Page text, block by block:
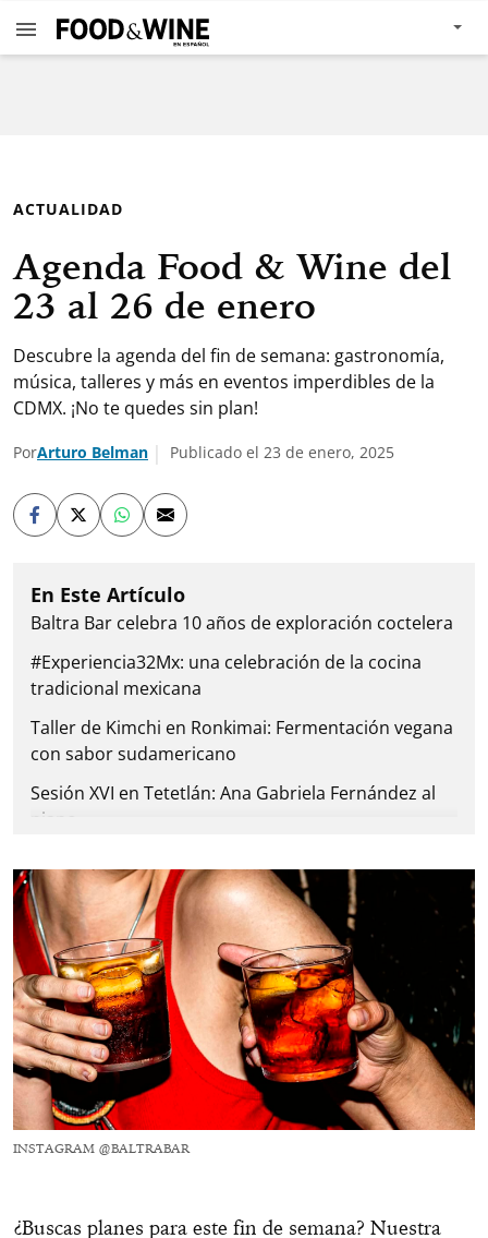
ACTUALIDAD
Agenda Food & Wine del
23 al 26 de enero
Descubre la agenda del fin de semana: gastronomía,
música, talleres y más en eventos imperdibles de la
CDMX. ¡No te quedes sin plan!
PorArturo Belman Publicado el 23 de enero, 2025
Baltra Bar celebra 10 años de exploración coctelera
#Experiencia32Mx: una celebración de la cocina
tradicional mexicana
Taller de Kimchi en Ronkimai: Fermentación vegana
con sabor sudamericano
Sesión XVI en Tetetlán: Ana Gabriela Fernández al
piano
comenzar el año
Festival Culinaria: La gastronomía chilanga en su
máximo esplendor
INSTAGRAM @BALTRABAR
¿Buscas planes para este fin de semana? Nuestra